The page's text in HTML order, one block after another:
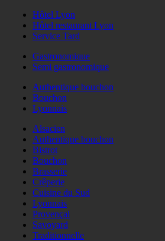
Hôtel Lyon
Hôtel restaurant Lyon
Service Tard
Gastronomique
Semi gastronomique
Authentique bouchon
Bouchon
Lyonnais
Alsacien
Authentique bouchon
Bistrot
Bouchon
Brasserie
Crêperie
Cuisine du Sud
Lyonnais
Provençal
Savoyard
Traditionnelle